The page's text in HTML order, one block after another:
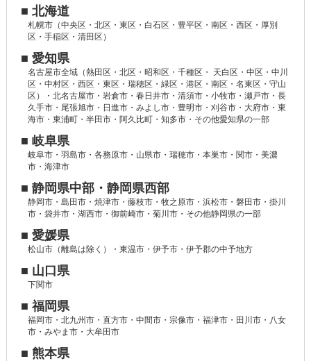
■ 北海道
札幌市（中央区・北区・東区・白石区・豊平区・南区・西区・厚別
区・手稲区・清田区）
■ 愛知県
名古屋市全域（熱田区・北区・昭和区・千種区・ 天白区・中区・中川
区・中村区・西区・東区・瑞穂区・緑区・港区・南区・名東区・守山
区）・北名古屋市・岩倉市・春日井市・清須市・小牧市・瀬戸市・長
久手市・尾張旭市・日進市・みよし市・豊明市・刈谷市・大府市・東
海市・東浦町・半田市・阿久比町・知多市・その他愛知県の一部
■ 岐阜県
岐阜市・羽島市・各務原市・山県市・瑞穂市・本巣市・関市・美濃
市・海津市
■ 静岡県中部・静岡県西部
静岡市・島田市・焼津市・藤枝市・牧之原市・浜松市・磐田市・掛川
市・袋井市・湖西市・御前崎市・菊川市・その他静岡県の一部
■ 愛媛県
松山市（離島は除く）・東温市・伊予市・伊予郡の中予地方
■ 山口県
下関市
■ 福岡県
福岡市・北九州市・直方市・中間市・宗像市・福津市・田川市・八女
市・みやま市・大牟田市
■ 熊本県